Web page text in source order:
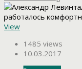
View
1485 views
10.03.2017